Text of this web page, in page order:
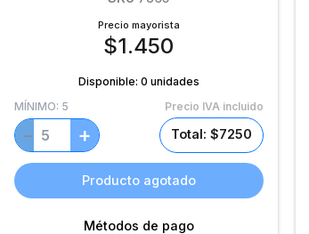
Precio mayorista
$1.450
Disponible: 0 unidades
MÍNIMO: 5 Precio IVA incluido
− + Total: $7250
Producto agotado
Métodos de pago